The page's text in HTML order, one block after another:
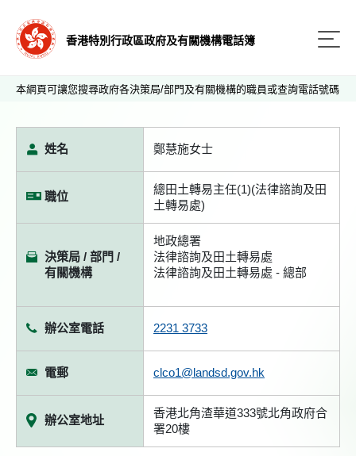
香港特別行政區政府及有關機構電話簿
本網頁可讓您搜尋政府各決策局/部門及有關機構的職員或查詢電話號碼
姓名 鄭慧施女士
職位
總田土轉易主任(1)(法律諮詢及田
土轉易處)
決策局 / 部門 /
有關機構
地政總署
法律諮詢及田土轉易處
法律諮詢及田土轉易處 - 總部
辦公室電話 2231 3733
電郵 clco1@landsd.gov.hk
辦公室地址
香港北角渣華道333號北角政府合
署20樓